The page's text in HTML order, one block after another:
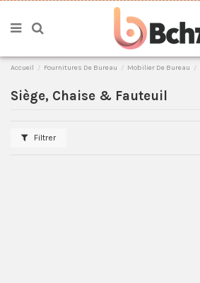
Accueil Fournitures De Bureau Mobilier De Bureau
Siège, Chaise & Fauteuil
Filtrer